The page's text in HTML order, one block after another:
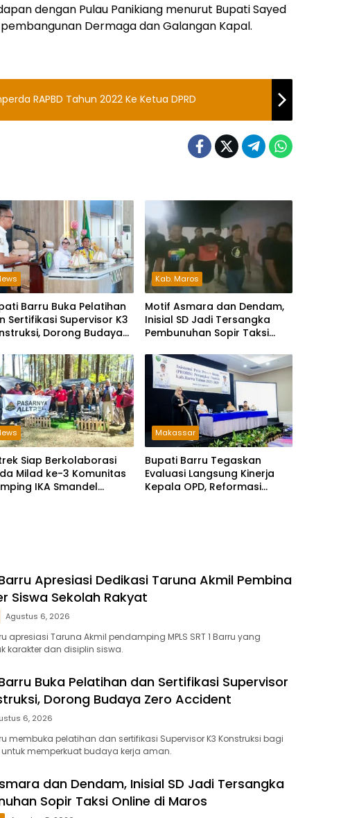
dengan Pulau Panikiang menurut Bupati Sayed
Dermaga dan Galangan Kapal.
RAPBD Tahun 2022 Ke Ketua DPRD
Barru Buka Pelatihan
Sertifikasi Supervisor K3
Dorong Budaya
Kab. Maros
Motif Asmara dan Dendam,
Inisial SD Jadi Tersangka
Pembunuhan Sopir Taksi
Siap Berkolaborasi
Milad ke-3 Komunitas
IKA Smandel
Makassar
Bupati Barru Tegaskan
Evaluasi Langsung Kinerja
Kepala OPD, Reformasi
Apresiasi Dedikasi Taruna Akmil Pembina
Siswa Sekolah Rakyat
Agustus 6, 2026
apresiasi Taruna Akmil pendamping MPLS SRT 1 Barru yang
karakter dan disiplin siswa.
Buka Pelatihan dan Sertifikasi Supervisor
Dorong Budaya Zero Accident
6, 2026
membuka pelatihan dan sertifikasi Supervisor K3 Konstruksi bagi
memperkuat budaya kerja aman.
dan Dendam, Inisial SD Jadi Tersangka
Sopir Taksi Online di Maros